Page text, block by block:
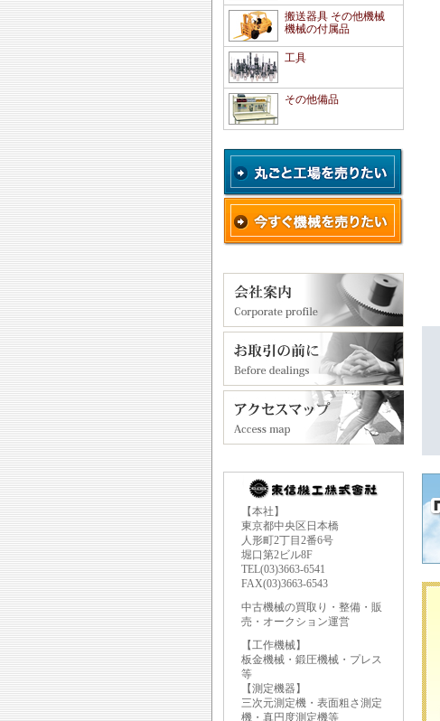
搬送器具 その他機械
機械の付属品
工具
その他備品
【本社】
東京都中央区日本橋
人形町2丁目2番6号
堀口第2ビル8F
TEL(03)3663-6541
FAX(03)3663-6543
中古機械の買取り・整備・販
売・オークション運営
【工作機械】
板金機械・鍛圧機械・プレス
等
【測定機器】
三次元測定機・表面粗さ測定
機・真円度測定機等